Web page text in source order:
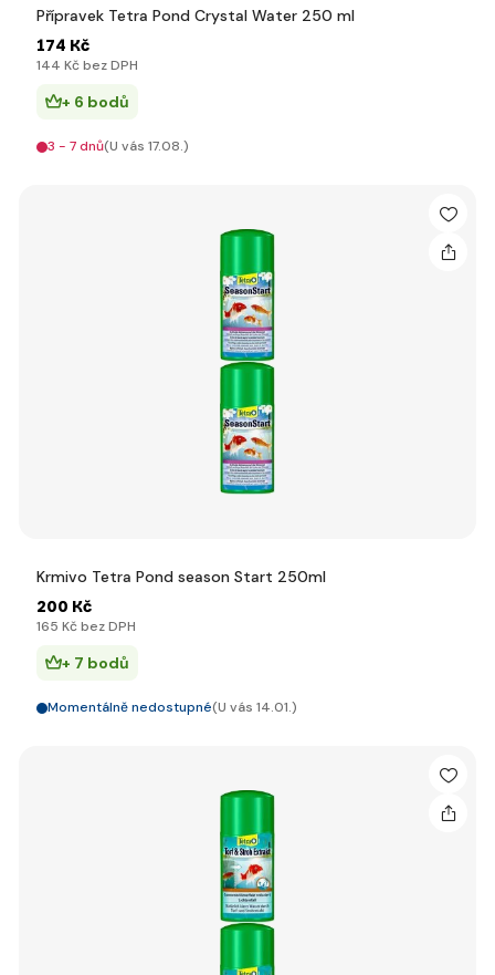
Přípravek Tetra Pond Crystal Water 250 ml
174 Kč
144 Kč bez DPH
+ 6 bodů
3 - 7 dnů(U vás 17.08.)
Krmivo Tetra Pond season Start 250ml
200 Kč
165 Kč bez DPH
+ 7 bodů
Momentálně nedostupné(U vás 14.01.)